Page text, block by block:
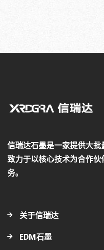
信瑞达石墨是一家提供大批
致力于以核心技术为合作
务。
关于信瑞达
EDM石墨